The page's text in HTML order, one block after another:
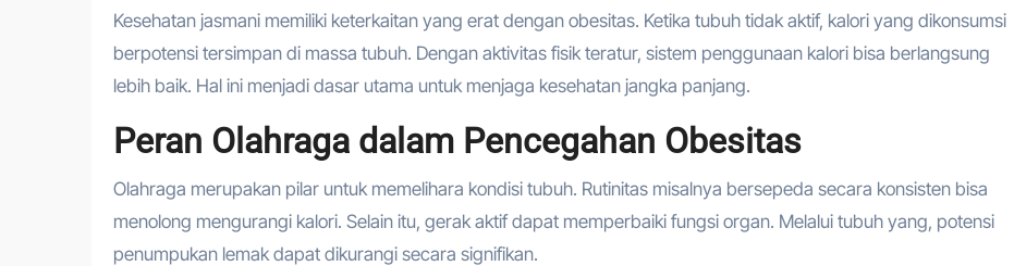
Kesehatan jasmani memiliki keterkaitan yang erat dengan obesitas. Ketika tubuh tidak aktif, kalori yang dikonsumsi
berpotensi tersimpan di massa tubuh. Dengan aktivitas fisik teratur, sistem penggunaan kalori bisa berlangsung
lebih baik. Hal ini menjadi dasar utama untuk menjaga kesehatan jangka panjang.
Peran Olahraga dalam Pencegahan Obesitas
Olahraga merupakan pilar untuk memelihara kondisi tubuh. Rutinitas misalnya bersepeda secara konsisten bisa
menolong mengurangi kalori. Selain itu, gerak aktif dapat memperbaiki fungsi organ. Melalui tubuh yang, potensi
penumpukan lemak dapat dikurangi secara signifikan.